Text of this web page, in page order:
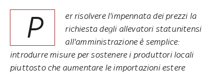
P
er risolvere l'impennata dei prezzi la
richiesta degli allevatori statunitensi
all'amministrazione è semplice:
introdurre misure per sostenere i produttori locali
piuttosto che aumentare le importazioni estere